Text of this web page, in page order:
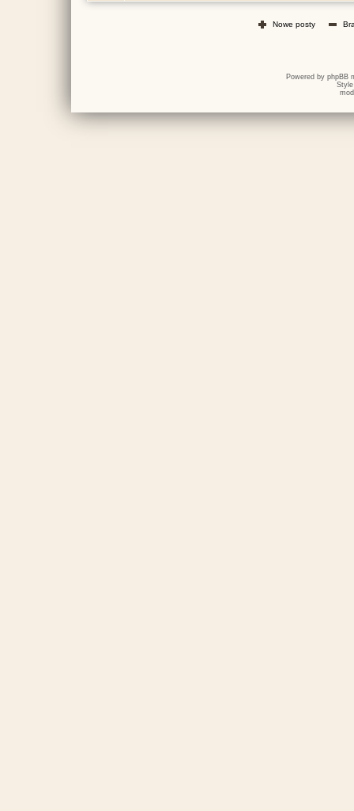
Nowe posty
Powered by phpBB